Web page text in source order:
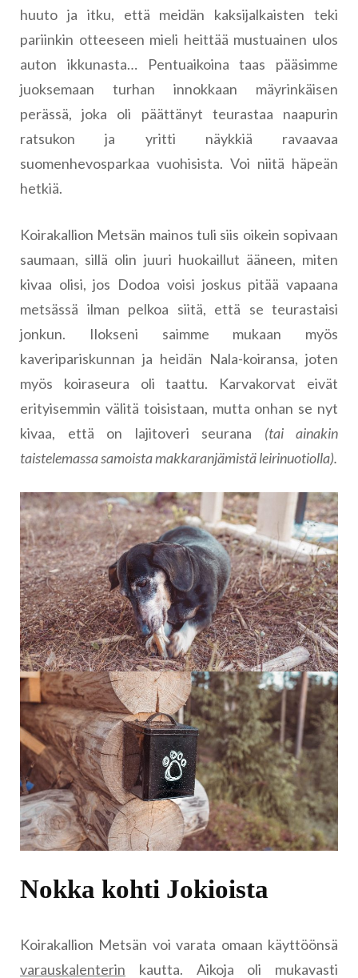
huuto ja itku, että meidän kaksijalkaisten teki
pariinkin otteeseen mieli heittää mustuainen ulos
auton ikkunasta… Pentuaikoina taas pääsimme
juoksemaan turhan innokkaan mäyrinkäisen
perässä, joka oli päättänyt teurastaa naapurin
ratsukon ja yritti näykkiä ravaavaa
suomenhevosparkaa vuohisista. Voi niitä häpeän
hetkiä.
Koirakallion Metsän mainos tuli siis oikein sopivaan
saumaan, sillä olin juuri huokaillut ääneen, miten
kivaa olisi, jos Dodoa voisi joskus pitää vapaana
metsässä ilman pelkoa siitä, että se teurastaisi
jonkun. Ilokseni saimme mukaan myös
kaveripariskunnan ja heidän Nala-koiransa, joten
myös koiraseura oli taattu. Karvakorvat eivät
erityisemmin välitä toisistaan, mutta onhan se nyt
kivaa, että on lajitoveri seurana (tai ainakin
taistelemassa samoista makkaranjämistä leirinuotiolla).
Nokka kohti Jokioista
Koirakallion Metsän voi varata omaan käyttöönsä
varauskalenterin kautta. Aikoja oli mukavasti